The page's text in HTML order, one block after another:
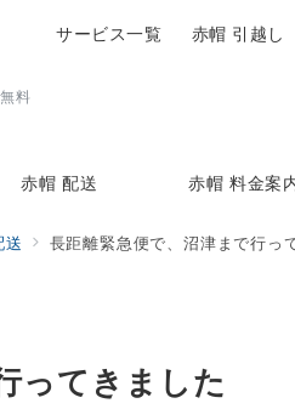
料
赤帽 配送 赤帽 料金案
サービス一覧 赤帽 引越し
送 長距離緊急便で、沼津まで行っ
ってきました